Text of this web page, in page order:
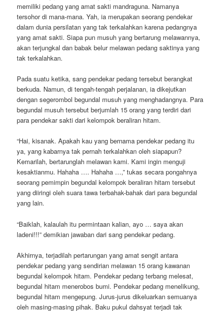
memiliki pedang yang amat sakti mandraguna. Namanya
tersohor di mana-mana. Yah, ia merupakan seorang pendekar
dalam dunia persilatan yang tak terkalahkan karena pedangnya
yang amat sakti. Siapa pun musuh yang bertarung melawannya,
akan terjungkal dan babak belur melawan pedang saktinya yang
tak terkalahkan.
Pada suatu ketika, sang pendekar pedang tersebut berangkat
berkuda. Namun, di tengah-tengah perjalanan, ia dikejutkan
dengan segerombol begundal musuh yang menghadangnya. Para
begundal musuh tersebut berjumlah 15 orang yang terdiri dari
para pendekar sakti dari kelompok beraliran hitam.
“Hai, kisanak. Apakah kau yang bernama pendekar pedang itu
ya, yang kabarnya tak pernah terkalahkan oleh siapapun?
Kemarilah, bertarunglah melawan kami. Kami ingin menguji
kesaktianmu. Hahaha …. Hahaha …,” tukas secara pongahnya
seorang pemimpin begundal kelompok beraliran hitam tersebut
yang diiringi oleh suara tawa terbahak-bahak dari para begundal
yang lain.
“Baiklah, kalaulah itu permintaan kalian, ayo … saya akan
ladeni!!!” demikian jawaban dari sang pendekar pedang.
Akhirnya, terjadilah pertarungan yang amat sengit antara
pendekar pedang yang sendirian melawan 15 orang kawanan
begundal kelompok hitam. Pendekar pedang terbang melesat,
begundal hitam menerobos bumi. Pendekar pedang menelikung,
begundal hitam mengepung. Jurus-jurus dikeluarkan semuanya
oleh masing-masing pihak. Baku pukul dahsyat terjadi tak